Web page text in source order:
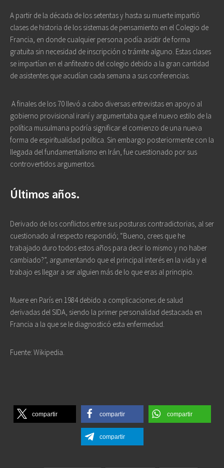
A partir de la década de los setentas y hasta su muerte impartió
clases de historia de los sistemas de pensamiento en el Colegio de
Francia, en donde cualquier persona podía asistir de forma
gratuita sin necesidad de inscripción o trámite alguno. Estas clases
se impartían en el anfiteatro del colegio debido a la gran cantidad
de asistentes que acudían cada semana a sus conferencias.
A finales de los 70 llevó a cabo diversas entrevistas en apoyo al
gobierno provisional iraní y argumentaba que el nuevo estilo de la
política musulmana podría significar el comienzo de una nueva
forma de espiritualidad política. Sin embargo posteriormente con la
llegada del fundamentalismo en Irán, fue cuestionado por sus
controvertidos argumentos.
Últimos años.
Derivado de los conflictos entre sus posturas contradictorias, al ser
cuestionado al respecto respondió; “Bueno, crees que he
trabajado duro todos estos años para decir lo mismo y no haber
cambiado?”, argumentando que el principal interés en la vida y el
trabajo es llegar a ser alguien más de lo que eras al principio.
Muere en París en 1984 debido a complicaciones de salud
derivadas del SIDA, siendo la primer personalidad destacada en
Francia a la que se le diagnosticó esta enfermedad.
Fuente: Wikipedia.
compartir compartir compartir
compartir